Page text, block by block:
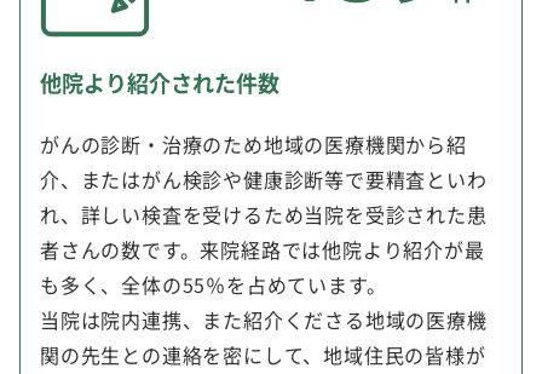
他院より紹介された件数
がんの診断・治療のため地域の医療機関から紹
介、またはがん検診や健康診断等で要精査といわ
れ、詳しい検査を受けるため当院を受診された患
者さんの数です。来院経路では他院より紹介が最
も多く、全体の55％を占めています。
当院は院内連携、また紹介くださる地域の医療機
関の先生との連絡を密にして、地域住民の皆様が